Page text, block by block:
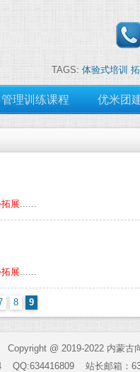
TAGS: 体验式培训
管理训练课程 优米团
展......
展......
8 9
Copyright @ 2019-2022 内蒙
QQ:634416809 站长邮箱：